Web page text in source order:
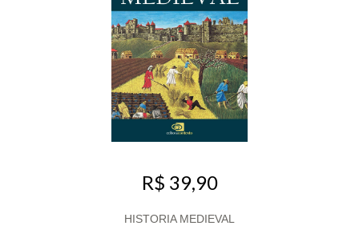
R$ 39,90
HISTORIA MEDIEVAL